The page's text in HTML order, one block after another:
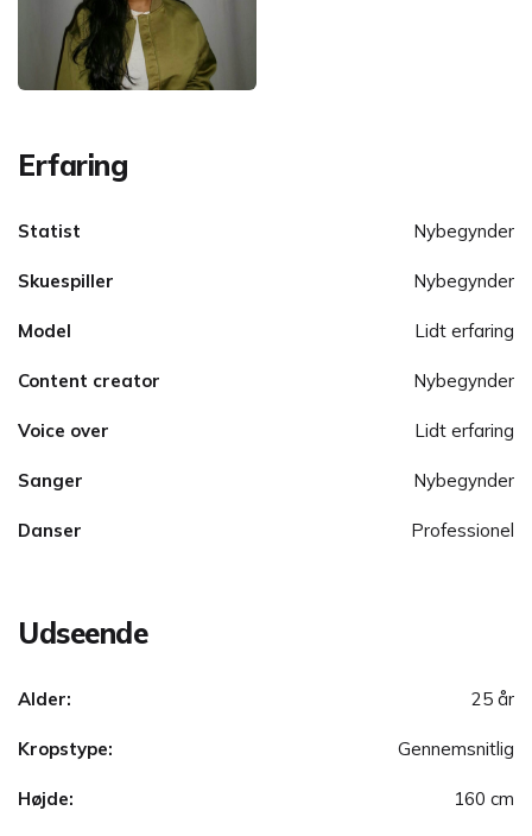
Erfaring
Statist Nybegynder
Skuespiller Nybegynder
Model Lidt erfaring
Content creator Nybegynder
Voice over Lidt erfaring
Sanger Nybegynder
Danser Professionel
Udseende
Alder: 25 år
Kropstype: Gennemsnitlig
Højde: 160 cm